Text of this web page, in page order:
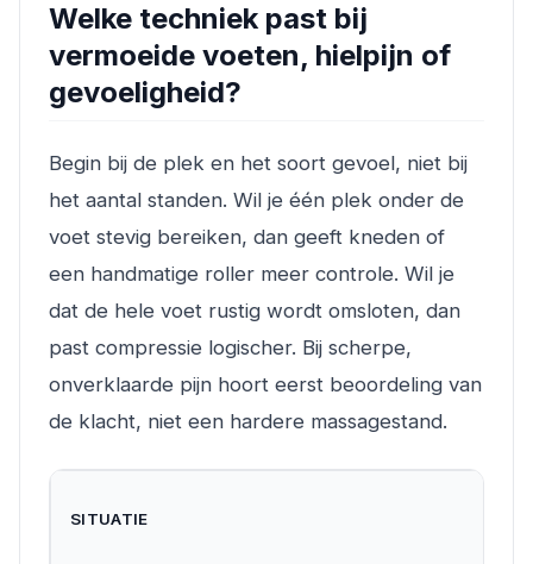
Welke techniek past bij
vermoeide voeten, hielpijn of
gevoeligheid?
Begin bij de plek en het soort gevoel, niet bij
het aantal standen. Wil je één plek onder de
voet stevig bereiken, dan geeft kneden of
een handmatige roller meer controle. Wil je
dat de hele voet rustig wordt omsloten, dan
past compressie logischer. Bij scherpe,
onverklaarde pijn hoort eerst beoordeling van
de klacht, niet een hardere massagestand.
SITUATIE